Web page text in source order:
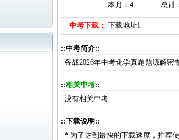
本月：4
总计
中考下载： 下载地址1
::中考简介::
备战2026年中考化学真题题源解密
::相关中考::
没有相关中考
::下载说明::
* 为了达到最快的下载速度，推荐